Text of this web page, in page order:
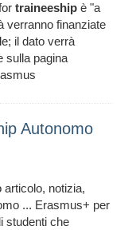
traineeship è "a
verranno finanziate
il dato verrà
sulla pagina
Autonomo
articolo, notizia,
... Erasmus+ per
studenti che